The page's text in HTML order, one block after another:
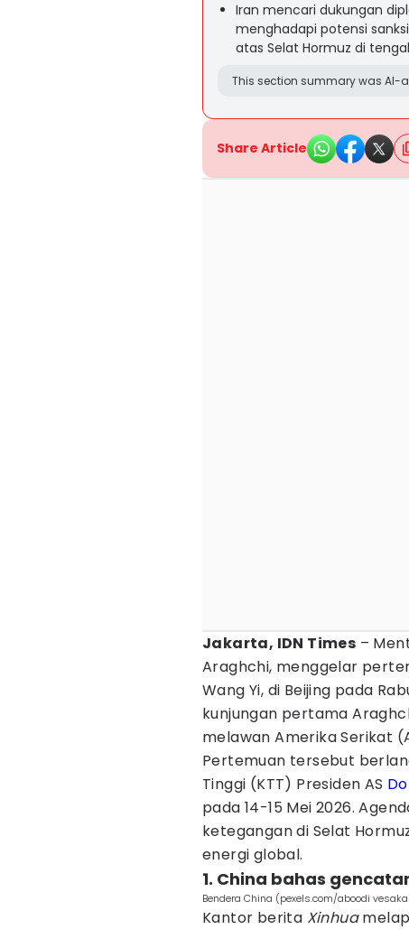
Iran mencari dukungan
menghadapi potensi
atas Selat Hormuz di
This section summary was AI-
Share Article
Jakarta, IDN Times –
Araghchi, menggelar
Wang Yi, di Beijing pada
kunjungan pertama
melawan Amerika Serikat
Pertemuan tersebut
Tinggi (KTT) Presiden AS
pada 14-15 Mei 2026.
ketegangan di Selat
energi global.
1. China bahas
Bendera China (pexels.com/aboodi
Kantor berita Xinhua